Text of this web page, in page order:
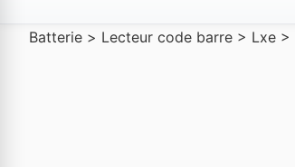
Batterie > Lecteur code barre > Lxe >